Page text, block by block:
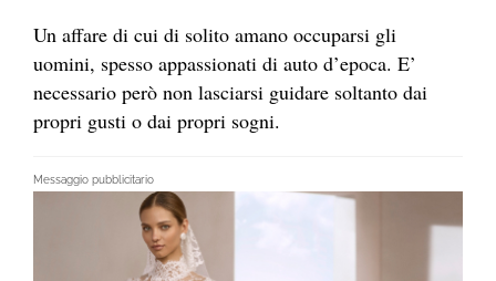
Un affare di cui di solito amano occuparsi gli
uomini, spesso appassionati di auto d’epoca. E’
necessario però non lasciarsi guidare soltanto dai
propri gusti o dai propri sogni.
Messaggio pubblicitario